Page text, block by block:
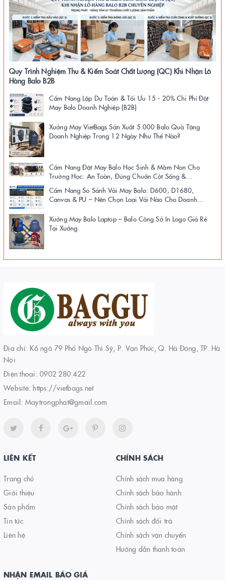
Quy Trình Nghiệm Thu & Kiểm Soát Chất Lượng (QC) Khi Nhận Lô
Hàng Balo B2B
Cẩm Nang Lập Dự Toán & Tối Ưu 15 - 20% Chi Phí Đặt
May Balo Doanh Nghiệp (B2B)
Xưởng May VietBags Sản Xuất 5.000 Balo Quà Tặng
Doanh Nghiệp Trong 12 Ngày Như Thế Nào?
Cẩm Nang Đặt May Balo Học Sinh & Mầm Non Cho
Trường Học: An Toàn, Đúng Chuẩn Cột Sống &...
Cẩm Nang So Sánh Vải May Balo: D600, D1680,
Canvas & PU – Nên Chọn Loại Vải Nào Cho Doanh...
Xưởng May Balo Laptop – Balo Công Sở In Logo Giá Rẻ
Tại Xưởng
Địa chỉ: K6 ngõ 79 Phố Ngô Thì Sỹ, P. Vạn Phúc, Q. Hà Đông, TP. Hà
Nội
Điện thoại: 0902 280 422
Website: https://vietbags.net
Email: Maytrongphat@gmail.com
LIÊN KẾT
Trang chủ
Giới thiệu
Sản phẩm
Tin tức
Liên hệ
CHÍNH SÁCH
Chính sách mua hàng
Chính sách bảo hành
Chính sách bảo mật
Chính sách đổi trả
Chính sách vận chuyển
Hướng dẫn thanh toán
NHẬN EMAIL BÁO GIÁ